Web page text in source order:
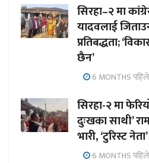
सिरहा–२ मा
यादवलाई
प्रतिबद्धता;
छैन’
6 MONTHS पहिले
सिरहा-२ मा
दुःखका साथी’
भारी, ‘टुरिस्ट
6 MONTHS पहिले